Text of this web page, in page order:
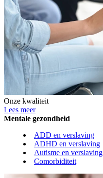
Onze kwaliteit
Lees meer
Mentale gezondheid
ADD en verslaving
ADHD en verslaving
Autisme en verslaving
Comorbiditeit